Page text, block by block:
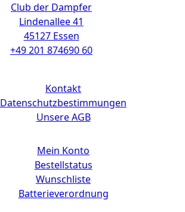
Club der Dampfer
Lindenallee 41
45127 Essen
+49 201 874690 60
Kontakt
Datenschutzbestimmungen
Unsere AGB
Mein Konto
Bestellstatus
Wunschliste
Batterieverordnung